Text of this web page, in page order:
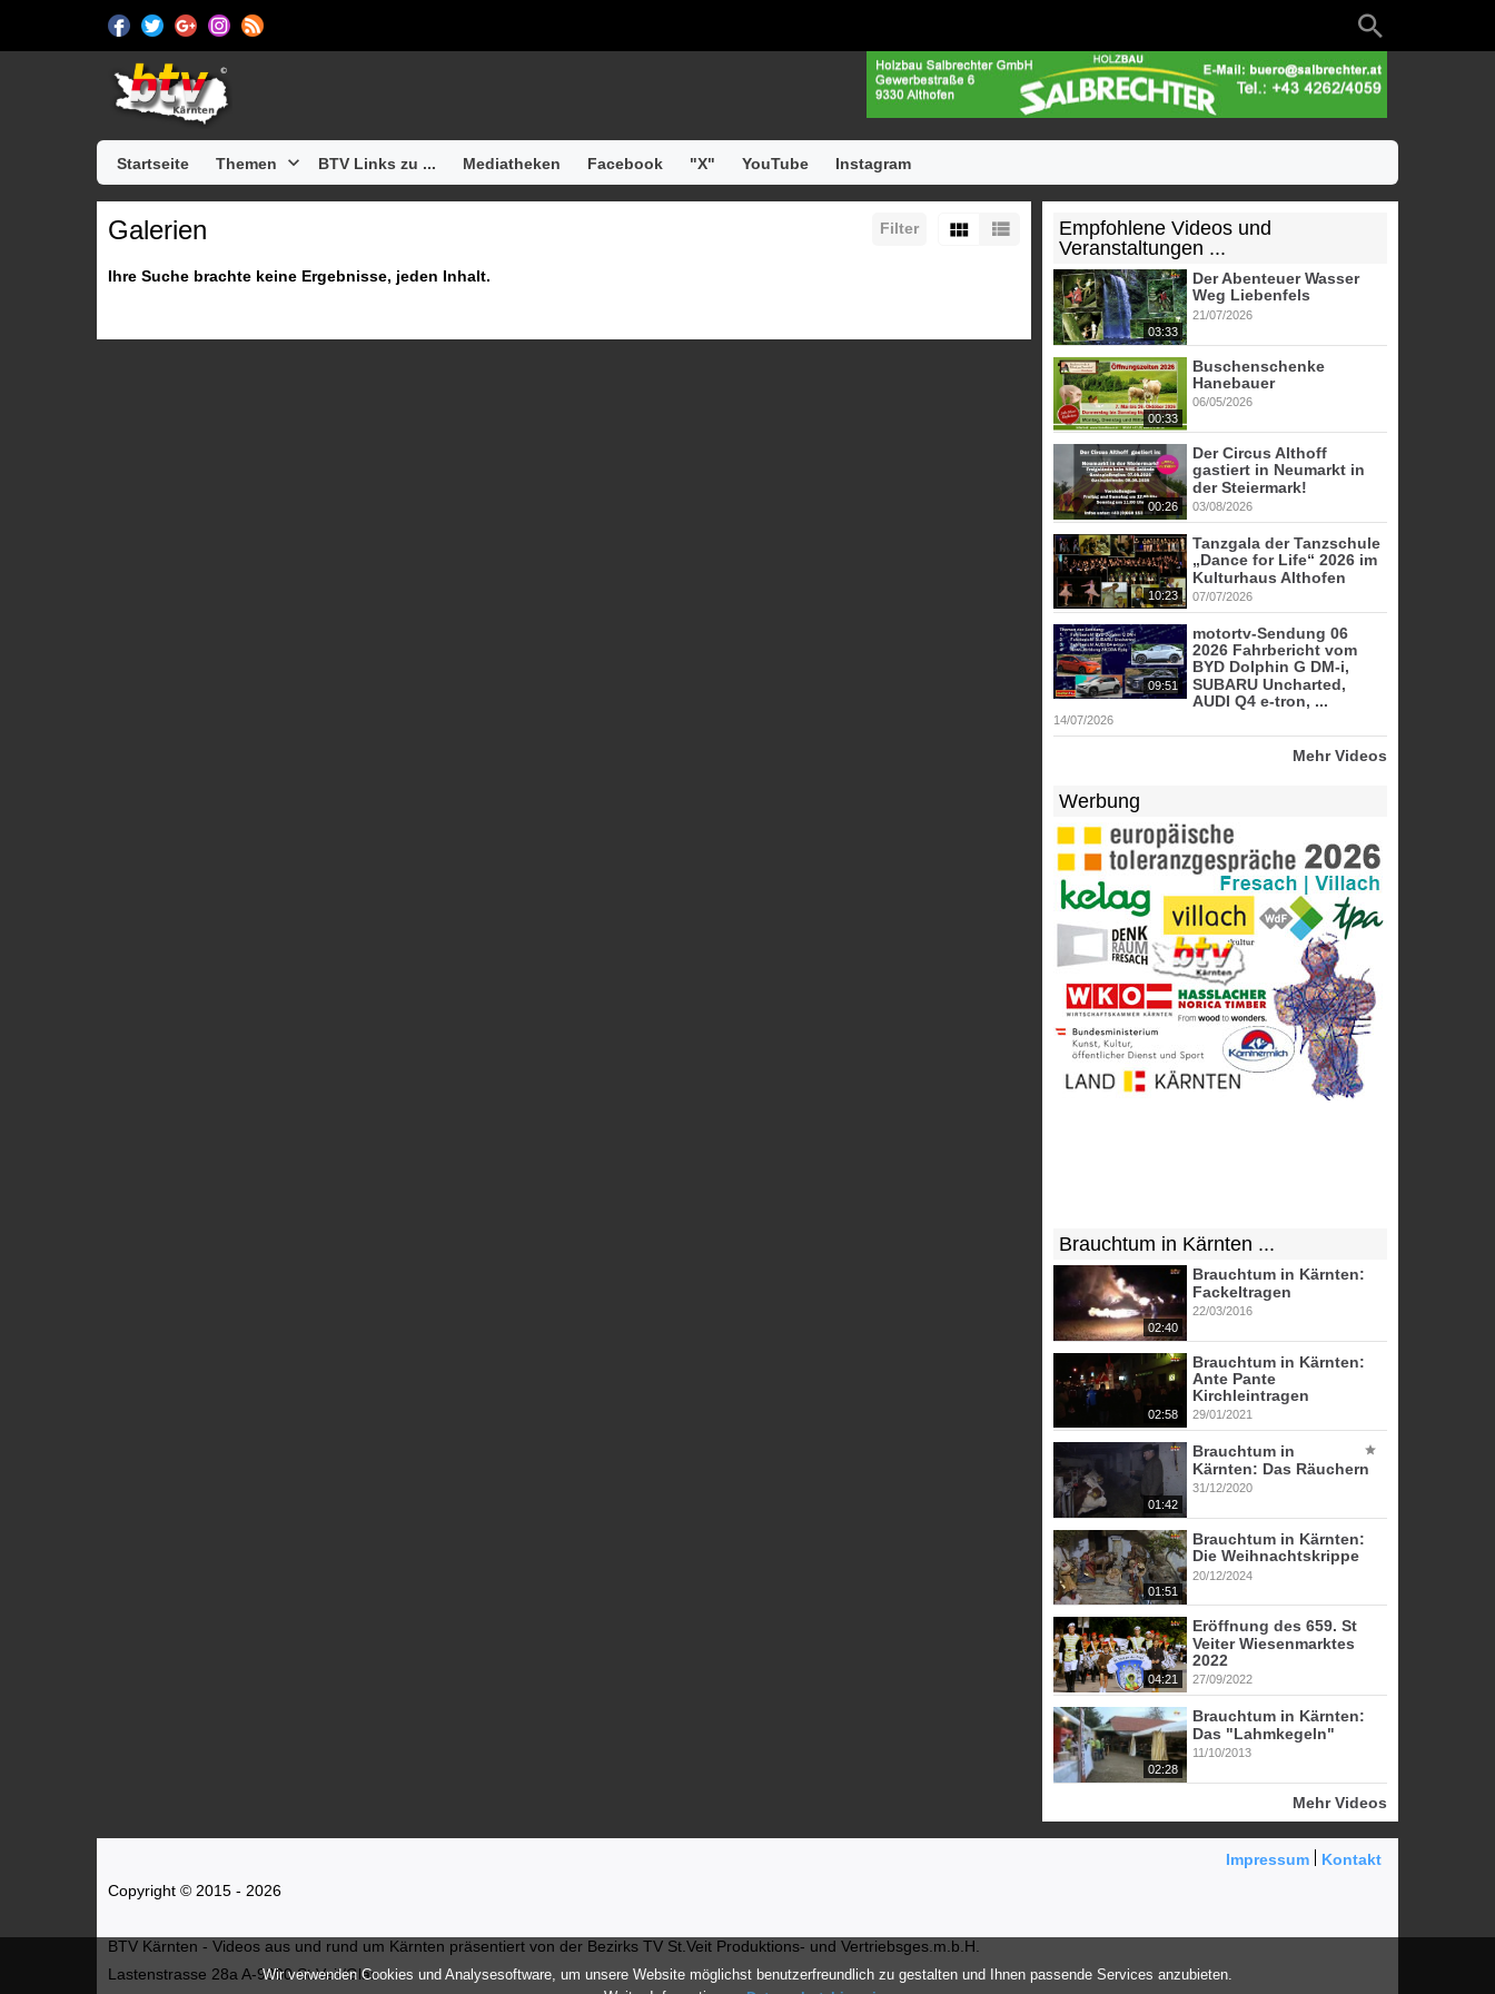
Wir verwenden Cookies und Analysesoftware, um unsere Website möglichst benutzerfreundlich zu gestalten und Ihnen passende Services anzubieten.
Startseite Themen BTV Links zu ... Mediatheken Facebook "X" YouTube Instagram
Filter
Galerien
Ihre Suche brachte keine Ergebnisse, jeden Inhalt.
Empfohlene Videos und
Veranstaltungen ...
03:33
Der Abenteuer Wasser
Weg Liebenfels
21/07/2026
00:33
Buschenschenke
Hanebauer
06/05/2026
00:26
Der Circus Althoff
gastiert in Neumarkt in
der Steiermark!
03/08/2026
10:23
Tanzgala der Tanzschule
„Dance for Life“ 2026 im
Kulturhaus Althofen
07/07/2026
09:51
motortv-Sendung 06
2026 Fahrbericht vom
BYD Dolphin G DM-i,
SUBARU Uncharted,
AUDI Q4 e-tron, ...
14/07/2026
Mehr Videos
Werbung
Brauchtum in Kärnten ...
02:40
Brauchtum in Kärnten:
Fackeltragen
22/03/2016
02:58
Brauchtum in Kärnten:
Ante Pante
Kirchleintragen
29/01/2021
01:42
Brauchtum in
Kärnten: Das Räuchern
31/12/2020
01:51
Brauchtum in Kärnten:
Die Weihnachtskrippe
20/12/2024
04:21
Eröffnung des 659. St
Veiter Wiesenmarktes
2022
27/09/2022
02:28
Brauchtum in Kärnten:
Das "Lahmkegeln"
11/10/2013
Mehr Videos
Impressum
Kontakt
Copyright © 2015 - 2026
BTV Kärnten - Videos aus und rund um Kärnten präsentiert von der Bezirks TV St.Veit Produktions- und Vertriebsges.m.b.H.
Lastenstrasse 28a A-9300 St.Veit/Glan